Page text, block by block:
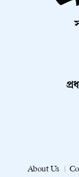
About Us